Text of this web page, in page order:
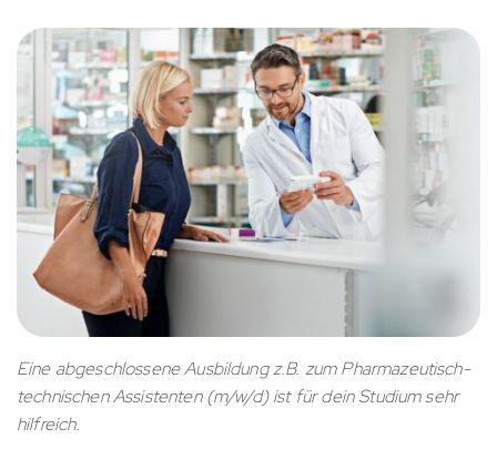
Eine abgeschlossene Ausbildung z.B. zum Pharmazeutisch-
technischen Assistenten (m/w/d) ist für dein Studium sehr
hilfreich.